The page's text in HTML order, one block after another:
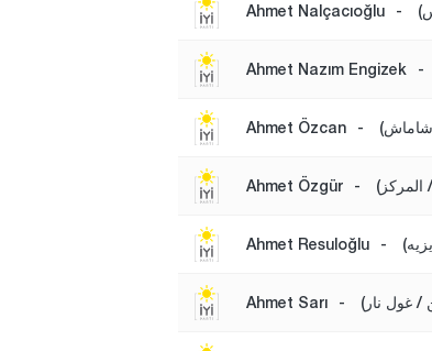
Ahmet Nalçacıoğlu -
Ahmet Nazım Engizek -
Ahmet Özcan -
Ahmet Özgür -
Ahmet Resuloğlu -
Ahmet Sarı -